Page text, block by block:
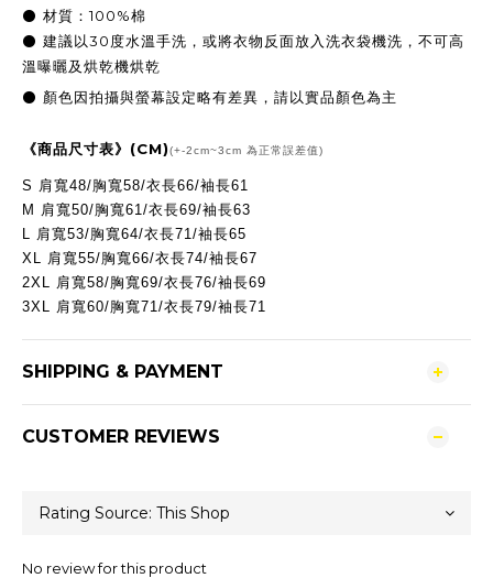
⚫ 材質：100%棉
⚫ 建議以30 度水溫手洗，或將衣物反面放入洗衣袋機洗，不可高
溫曝曬及烘乾機烘乾
⚫ 顏色因拍攝與螢幕設定略有差異，請以實品顏色為主
《商品尺寸表》 (CM)(+-2cm~3cm 為正常誤差值)
S 肩寬48/胸寬58/衣長66/袖長61
M 肩寬50/胸寬61/衣長69/袖長63
L
肩寬53/胸寬64/衣長71/袖長65
XL
肩寬55/胸寬66/衣長74/袖長67
2XL
肩寬58/胸寬69/衣長76/袖長69
3XL
肩寬60/胸寬71/衣長79/袖長71
SHIPPING & PAYMENT
CUSTOMER REVIEWS
No review for this product